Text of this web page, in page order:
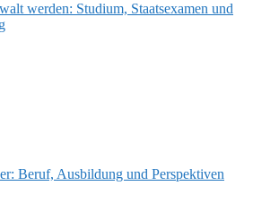
werden: Studium, Staatsexamen und
Beruf, Ausbildung und Perspektiven